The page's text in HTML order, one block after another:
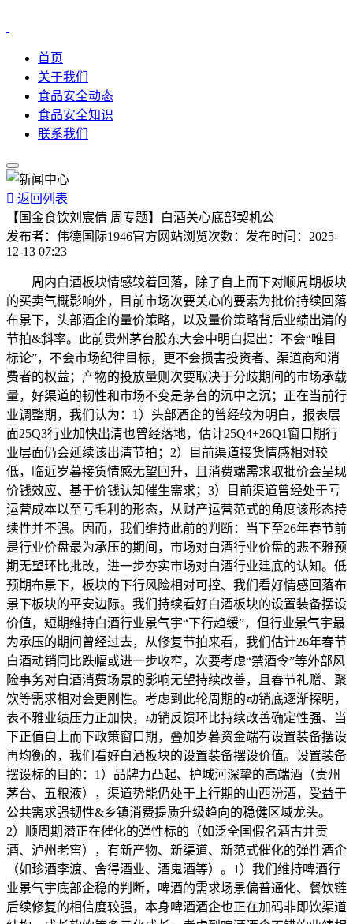
首页
关于我们
食品安全动态
食品安全知识
联系我们
 返回列表
【国金食饮刘宸倩 周专题】白酒关心底部契机公
发布者： 伟德国际1946官方网站浏览次数： 发布时间： 2025-
12-13 07:23
周内白酒板块情感较着回落，除了自上而下对顺周期板块
的买卖气概影响外，目前市场次要关心的要素为批价持续回落
布景下，头部酒企的量价策略，以及量价策略背后业绩出清的
节拍&斜率。此前贵州茅台股东大会中明白提出：不会“唯目
标论”，不会市场纪律目标，更不会损害投资者、渠道商和消
费者的权益；产物的投放量则次要取决于分歧期间的市场承载
量，好渠道的韧性和市场不变是茅台的沉中之沉；正在当前行
业调整期，我们认为：1）头部酒企的曾经较为明白，报表层
面25Q3行业加快出清也曾经落地，估计25Q4+26Q1窗口期行
业层面仍会延续该出清节拍；2）目前渠道接货情感相对较
低，临近岁暮接货情感无望回升，且消费端需求取批价会呈现
价钱效应、基于价钱认知催生需求；3）目前渠道曾经处于亏
运营成本以至亏毛利的形态，从财产运营范式的角度该形态持
续性并不强。因而，我们维持此前的判断：当下至26年春节前
是行业价盘最为承压的期间，市场对白酒行业价盘的悲不雅预
期无望环比批改，进一步夯实市场对白酒行业建底的认知。低
预期布景下，板块的下行风险相对可控、我们看好情感回落布
景下板块的平安边际。我们持续看好白酒板块的设置装备摆设
价值，短期维持白酒行业景气宇“下行趋缓”，但行业景气宇最
为承压的期间曾经过去，从修复节拍来看，我们估计26年春节
白酒动销同比跌幅或进一步收窄，次要考虑“禁酒令”等外部风
险事务对白酒消费场景的影响无望持续改善，且春节礼赠、聚
饮等需求相对会更刚性。考虑到此轮周期的动销底逐渐探明，
表不雅业绩压力正加快，动销反馈环比持续改善确定性强、当
下正值自上而下政策窗口期，叠加岁暮资金端有设置装备摆设
再均衡的，我们看好白酒板块的设置装备摆设价值。设置装备
摆设标的目的：1）品牌力凸起、护城河深挚的高端酒（贵州
茅台、五粮液），渠道势能仍处于上行期的山西汾酒，受益于
公共需求强韧性&乡镇消费提质升级趋向的稳健区域龙头。
2）顺周期潜正在催化的弹性标的（如泛全国假名酒古井贡
酒、泸州老窖），有新产物、新渠道、新范式催化的弹性酒企
（如珍酒李渡、舍得酒业、酒鬼酒等）。1）我们维持啤酒行
业景气宇底部企稳的判断，啤酒的需求场景偏普通化、餐饮链
后续修复的相信度较强，本身啤酒酒企也正在加码非即饮渠道